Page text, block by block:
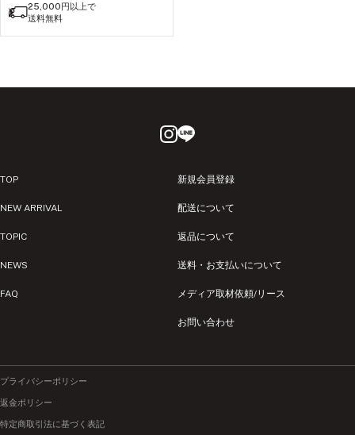
25,000円以上で
送料無料
TOP
NEW ARRIVAL
TOPIC
NEWS
FAQ
新規会員登録
配送について
返品について
送料・お支払いについて
メディア取材依頼/リース
お問い合わせ
プライバシーポリシー
返金ポリシー
特定商取引法に基づく表記